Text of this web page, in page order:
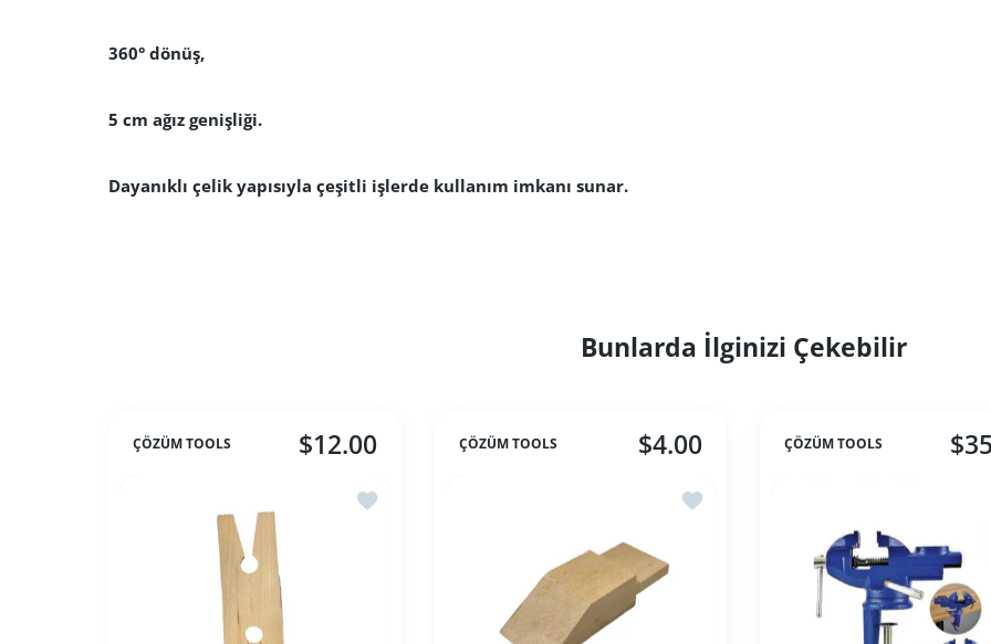
360° dönüş,
5 cm ağız genişliği.
Dayanıklı çelik yapısıyla çeşitli işlerde kullanım imkanı sunar.
Bunlarda İlginizi Çekebilir
ÇÖZÜM TOOLS $12.00
İstek listesine ekle V Kanallı Tahta Takoz
ÇÖZÜM TOOLS $4.00
İstek listesine ekle Tahta Takoz
ÇÖZÜM TOOLS